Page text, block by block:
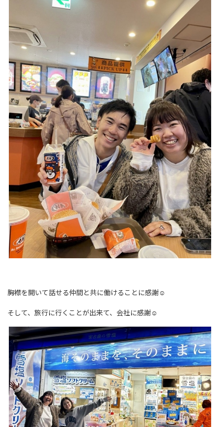
胸襟を開いて話せる仲間と共に働けることに感謝☺
そして、旅行に行くことが出来て、会社に感謝☺